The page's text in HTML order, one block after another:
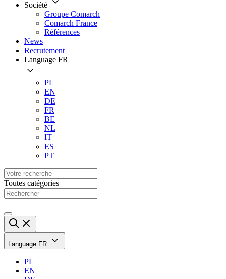
Société
Groupe Comarch
Comarch France
Références
News
Recrutement
Language FR
PL
EN
DE
FR
BE
NL
IT
ES
PT
Toutes catégories
Language FR
PL
EN